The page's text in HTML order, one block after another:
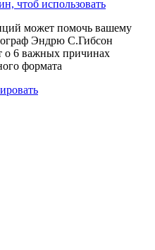
чтоб использовать
может помочь вашему
Эндрю С.Гибсон
о 6 важных причинах
формата